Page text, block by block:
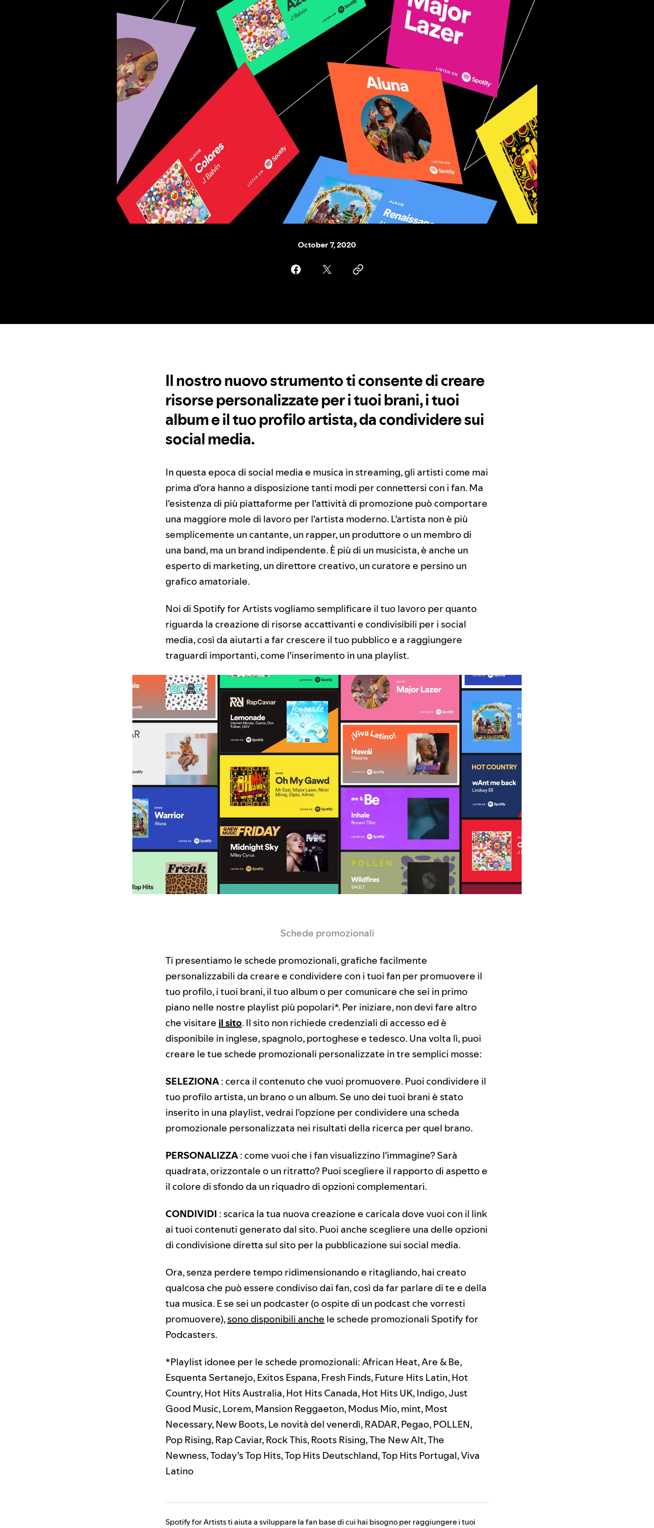
October 7, 2020
Il nostro nuovo strumento ti consente di creare
risorse personalizzate per i tuoi brani, i tuoi
album e il tuo profilo artista, da condividere sui
social media.
In questa epoca di social media e musica in streaming, gli artisti come mai
prima d'ora hanno a disposizione tanti modi per connettersi con i fan. Ma
l'esistenza di più piattaforme per l'attività di promozione può comportare
una maggiore mole di lavoro per l'artista moderno. L'artista non è più
semplicemente un cantante, un rapper, un produttore o un membro di
una band, ma un brand indipendente. È più di un musicista, è anche un
esperto di marketing, un direttore creativo, un curatore e persino un
grafico amatoriale.
Noi di Spotify for Artists vogliamo semplificare il tuo lavoro per quanto
riguarda la creazione di risorse accattivanti e condivisibili per i social
media, così da aiutarti a far crescere il tuo pubblico e a raggiungere
traguardi importanti, come l'inserimento in una playlist.
Schede promozionali
Ti presentiamo le schede promozionali, grafiche facilmente
personalizzabili da creare e condividere con i tuoi fan per promuovere il
tuo profilo, i tuoi brani, il tuo album o per comunicare che sei in primo
piano nelle nostre playlist più popolari*. Per iniziare, non devi fare altro
che visitare il sito. Il sito non richiede credenziali di accesso ed è
disponibile in inglese, spagnolo, portoghese e tedesco. Una volta lì, puoi
creare le tue schede promozionali personalizzate in tre semplici mosse:
SELEZIONA: cerca il contenuto che vuoi promuovere. Puoi condividere il
tuo profilo artista, un brano o un album. Se uno dei tuoi brani è stato
inserito in una playlist, vedrai l'opzione per condividere una scheda
promozionale personalizzata nei risultati della ricerca per quel brano.
PERSONALIZZA: come vuoi che i fan visualizzino l'immagine? Sarà
quadrata, orizzontale o un ritratto? Puoi scegliere il rapporto di aspetto e
il colore di sfondo da un riquadro di opzioni complementari.
CONDIVIDI : scarica la tua nuova creazione e caricala dove vuoi con il link
ai tuoi contenuti generato dal sito. Puoi anche scegliere una delle opzioni
di condivisione diretta sul sito per la pubblicazione sui social media.
Ora, senza perdere tempo ridimensionando e ritagliando, hai creato
qualcosa che può essere condiviso dai fan, così da far parlare di te e della
tua musica. E se sei un podcaster (o ospite di un podcast che vorresti
promuovere),sono disponibili anche le schede promozionali Spotify for
Podcasters.
*Playlist idonee per le schede promozionali: African Heat, Are & Be,
Esquenta Sertanejo, Exitos Espana, Fresh Finds, Future Hits Latin, Hot
Country, Hot Hits Australia, Hot Hits Canada, Hot Hits UK, Indigo, Just
Good Music, Lorem, Mansion Reggaeton, Modus Mio, mint, Most
Necessary, New Boots, Le novità del venerdì, RADAR, Pegao, POLLEN,
Pop Rising, Rap Caviar, Rock This, Roots Rising, The New Alt, The
Newness, Today’s Top Hits, Top Hits Deutschland, Top Hits Portugal, Viva
Latino
Spotify for Artists ti aiuta a sviluppare la fan base di cui hai bisogno per raggiungere i tuoi